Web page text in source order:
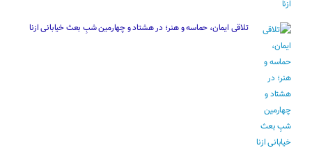
تلاقی ایمان، حماسه و هنر؛ در هشتاد و چهارمین شبِ بعث خیابانی ازنا